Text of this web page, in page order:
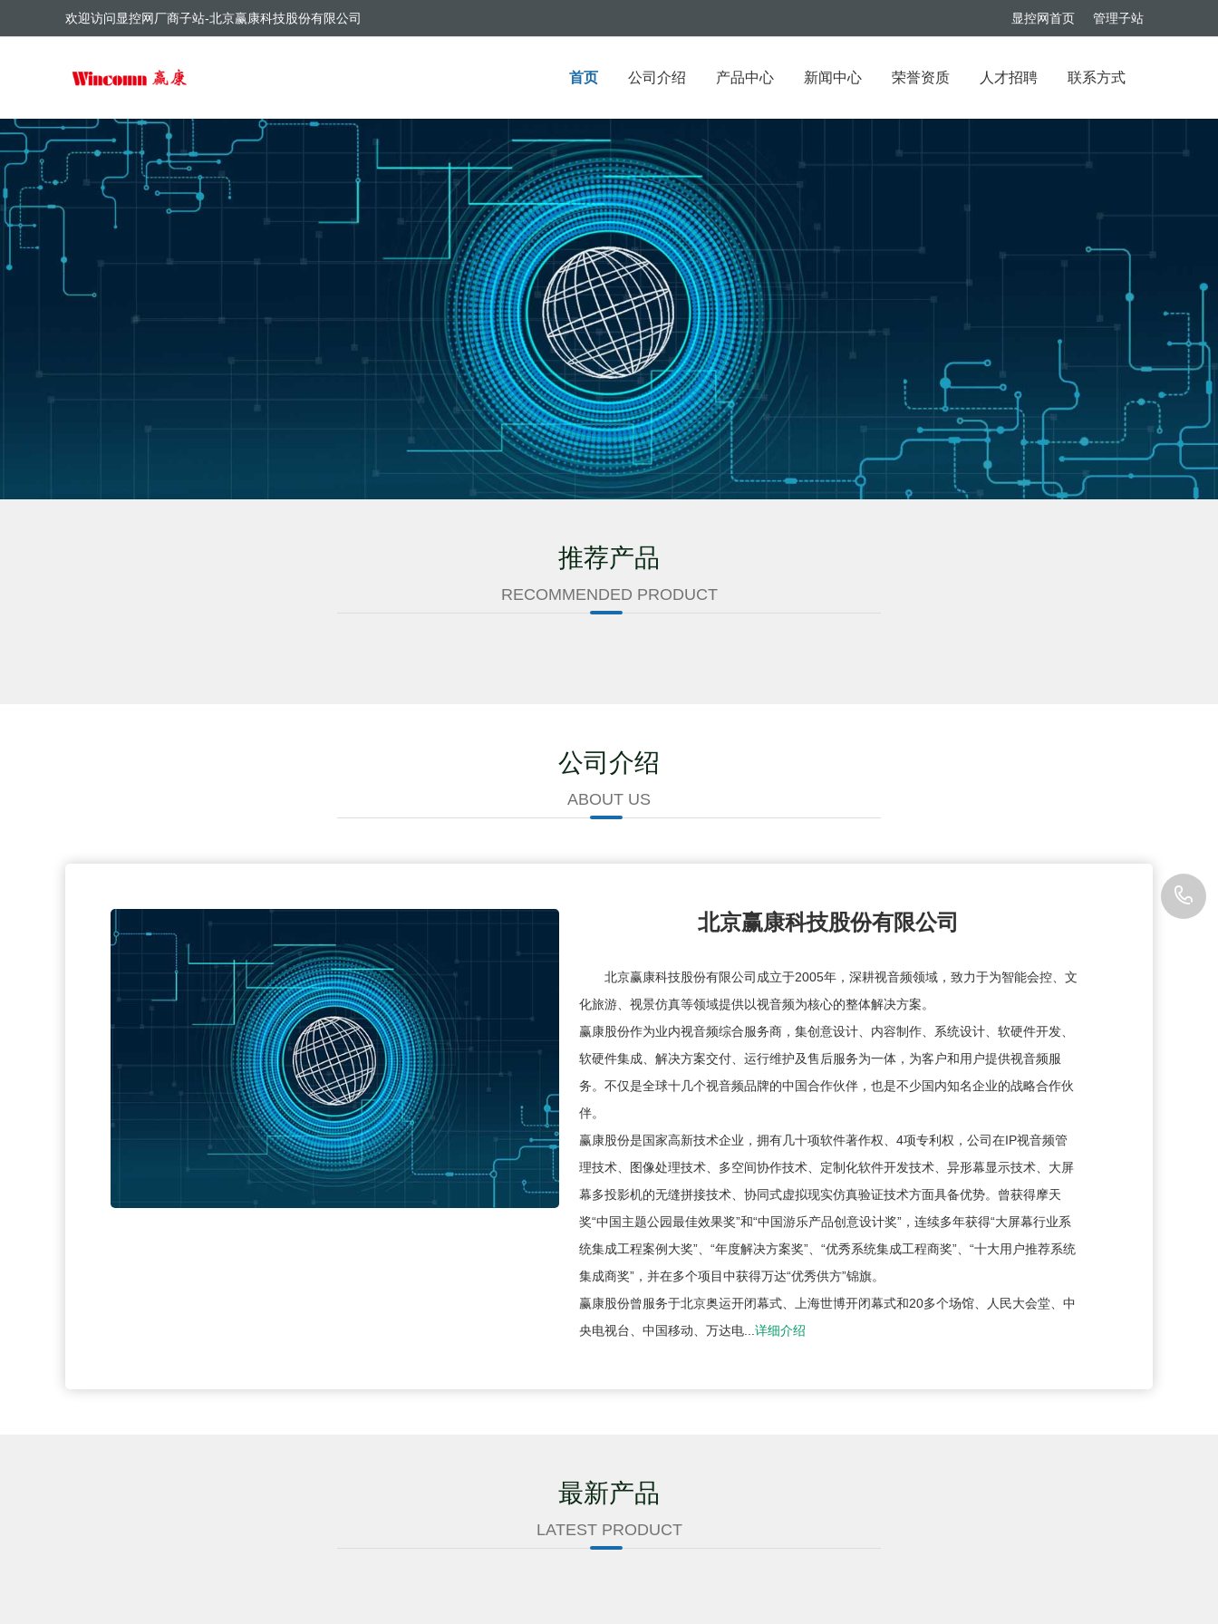
显控网首页 管理子站
欢迎访问显控网厂商子站-北京赢康科技股份有限公司
首页 公司介绍 产品中心 新闻中心 荣誉资质 人才招聘 联系方式
推荐产品
RECOMMENDED PRODUCT
公司介绍
ABOUT US
北京赢康科技股份有限公司
北京赢康科技股份有限公司成立于2005年，深耕视音频领域，致力于为智能会控、文
化旅游、视景仿真等领域提供以视音频为核心的整体解决方案。
赢康股份作为业内视音频综合服务商，集创意设计、内容制作、系统设计、软硬件开发、
软硬件集成、解决方案交付、运行维护及售后服务为一体，为客户和用户提供视音频服
务。不仅是全球十几个视音频品牌的中国合作伙伴，也是不少国内知名企业的战略合作伙
伴。
赢康股份是国家高新技术企业，拥有几十项软件著作权、4项专利权，公司在IP视音频管
理技术、图像处理技术、多空间协作技术、定制化软件开发技术、异形幕显示技术、大屏
幕多投影机的无缝拼接技术、协同式虚拟现实仿真验证技术方面具备优势。曾获得摩天
奖“中国主题公园最佳效果奖”和“中国游乐产品创意设计奖”，连续多年获得“大屏幕行业系
统集成工程案例大奖”、“年度解决方案奖”、“优秀系统集成工程商奖”、“十大用户推荐系统
集成商奖”，并在多个项目中获得万达“优秀供方”锦旗。
赢康股份曾服务于北京奥运开闭幕式、上海世博开闭幕式和20多个场馆、人民大会堂、中
央电视台、中国移动、万达电... 详细介绍
最新产品
LATEST PRODUCT